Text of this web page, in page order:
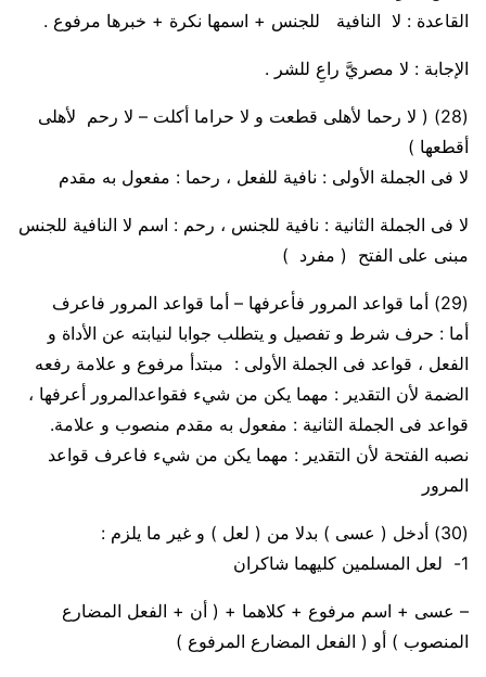
القاعدة : لا النافية للجنس + اسمها نكرة + خبرها مرفوع .
الإجابة : لا مصريَّ راعِ للشر .
(28) ( لا رحما لأهلى قطعت و لا حراما أكلت – لا رحم لأهلى
أقطعها )
لا فى الجملة الأولى : نافية للفعل ، رحما : مفعول به مقدم
لا فى الجملة الثانية : نافية للجنس ، رحم : اسم لا النافية للجنس
مبنى على الفتح ( مفرد )
(29)
أما قواعد المرور فأعرفها – أما قواعد المرور فاعرف
أما : حرف شرط و تفصيل و يتطلب جوابا لنيابته عن الأداة و
الفعل ، قواعد فى الجملة الأولى : مبتدأ مرفوع و علامة رفعه
الضمة لأن التقدير : مهما يكن من شيء فقواعدالمرور أعرفها ،
قواعد فى الجملة الثانية : مفعول به مقدم منصوب و علامة.
نصبه الفتحة لأن التقدير : مهما يكن من شيء فاعرف قواعد
المرور
(30)
أدخل ( عسى ) بدلا من ( لعل ) و غير ما يلزم :
1- لعل المسلمين كليهما شاكران
– عسى + اسم مرفوع + كلاهما + ( أن + الفعل المضارع
المنصوب ) أو ( الفعل المضارع المرفوع )